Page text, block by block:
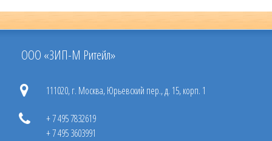
ООО «ЗИП-М Ритейл»
111020, г. Москва, Юрьевский пер., д. 15, корп. 1
+ 7 495 7832619
+ 7 495 3603991